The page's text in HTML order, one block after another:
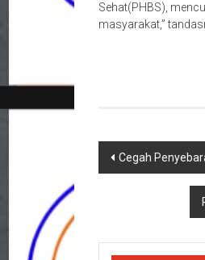
Sehat(PHBS),
masyarakat,”
Navigasi
Cegah